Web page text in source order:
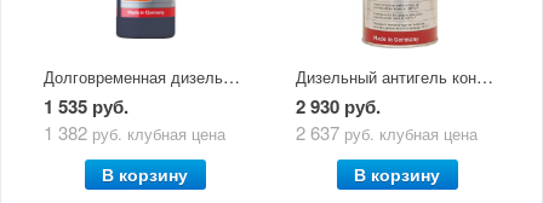
Долговременная дизельная присадка Langzeit Diesel Additiv (0,25л) 2355
1 535 руб.
1 382 руб. клубная цена
В корзину
Дизельный антигель концентрат Diesel Fliess-Fit K (1л) 1878
2 930 руб.
2 637 руб. клубная цена
В корзину